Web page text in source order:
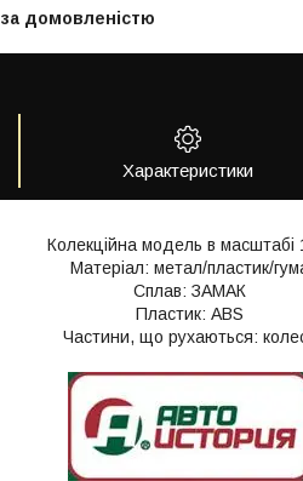
за домовленістю
Характеристики
Колекційна модель в масштабі
Матеріал: метал/пластик/
Сплав: ЗАМАК
Пластик: АВS
Частини, що рухаються: